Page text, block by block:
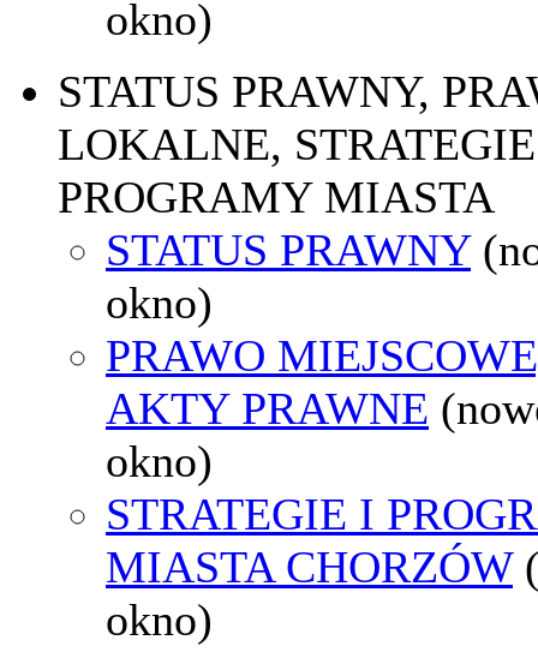
okno)
STATUS PRAWNY,
LOKALNE,
PROGRAMY MIASTA
STATUS PRAWNY
okno)
PRAWO
AKTY PRAWNE
okno)
STRATEGIE I
MIASTA CHORZÓW
okno)